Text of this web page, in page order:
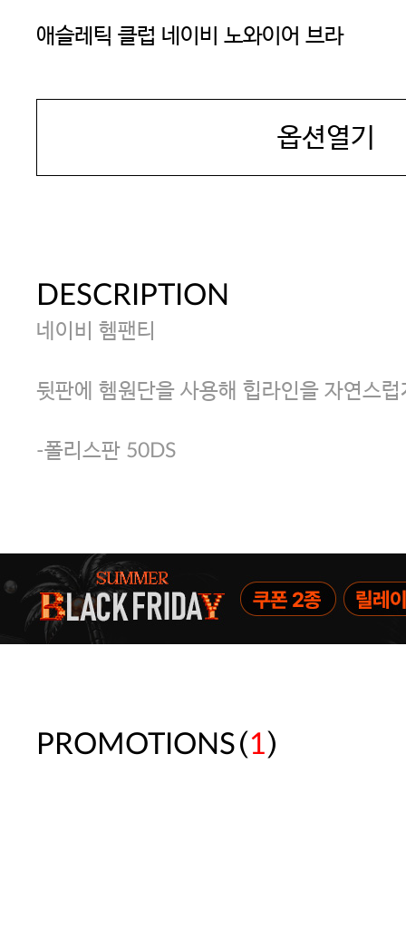
애슬레틱 클럽 네이비 노와이어 브라
옵션열기
DESCRIPTION
네이비 헴팬티
뒷판에 헴원단을 사용해 힙라인을 자연스
-폴리스판 50DS
PROMOTIONS(1)